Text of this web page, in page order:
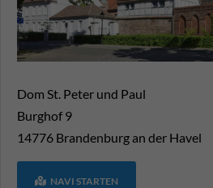
Dom St. Peter und Paul
Burghof 9
14776 Brandenburg an der Havel
NAVI STARTEN